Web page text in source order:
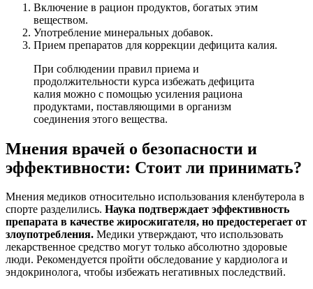
Включение в рацион продуктов, богатых этим
веществом.
Употребление минеральных добавок.
Прием препаратов для коррекции дефицита калия.
При соблюдении правил приема и
продолжительности курса избежать дефицита
калия можно с помощью усиления рациона
продуктами, поставляющими в организм
соединения этого вещества.
Мнения врачей о безопасности и
эффективности: Стоит ли принимать?
Мнения медиков относительно использования кленбутерола в
спорте разделились. Наука подтверждает эффективность
препарата в качестве жиросжигателя, но предостерегает от
злоупотребления. Медики утверждают, что использовать
лекарственное средство могут только абсолютно здоровые
люди. Рекомендуется пройти обследование у кардиолога и
эндокринолога, чтобы избежать негативных последствий.